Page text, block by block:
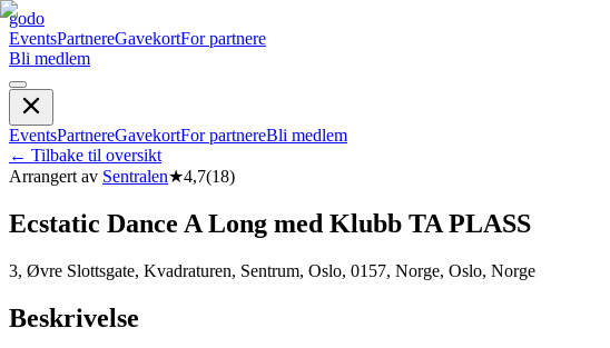
godo
EventsPartnereGavekortFor partnere
Bli medlem
EventsPartnereGavekortFor partnereBli medlem
← Tilbake til oversikt
Arrangert av Sentralen★4,7(18)
Ecstatic Dance A Long med Klubb TA PLASS
3, Øvre Slottsgate, Kvadraturen, Sentrum, Oslo, 0157, Norge, Oslo, Norge
Beskrivelse